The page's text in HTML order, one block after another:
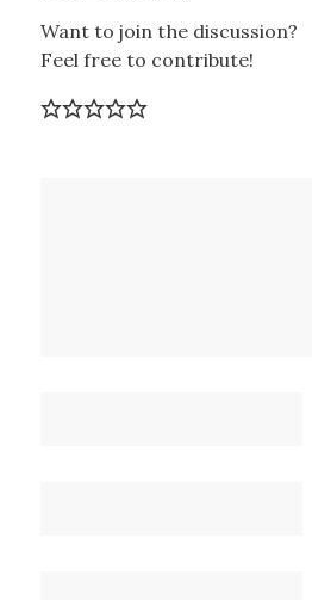
Want to join the discussion?
Feel free to contribute!